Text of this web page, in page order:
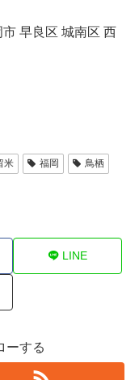
市 早良区 城南区 西
米 福岡
鳥栖
LINE
ーする